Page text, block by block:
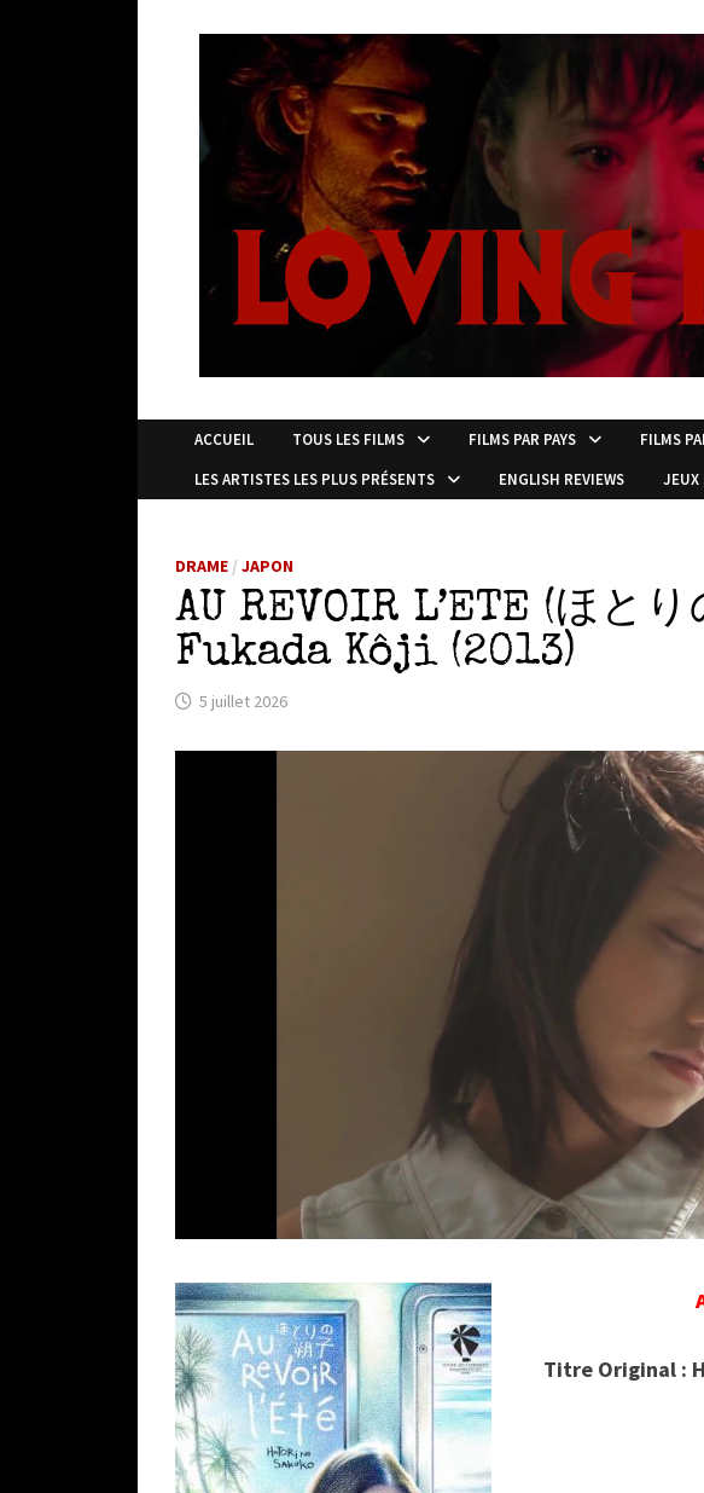
ACCUEIL TOUS LES FILMS FILMS PAR PAYS FILMS
LES ARTISTES LES PLUS PRÉSENTS
ENGLISH REVIEWS JEUX
DRAME /JAPON
AU REVOIR L’ETE (ほと
Fukada Kôji (2013)
5 juillet 2026
Titre Original :